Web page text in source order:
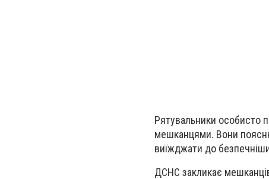
Рятувальники особисто
мешканцями. Вони
виїжджати до
ДСНС закликає